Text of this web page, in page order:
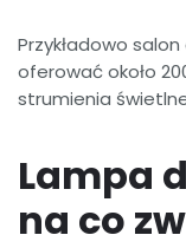
Przykładowo
oferować około
strumienia
Lampa
na co